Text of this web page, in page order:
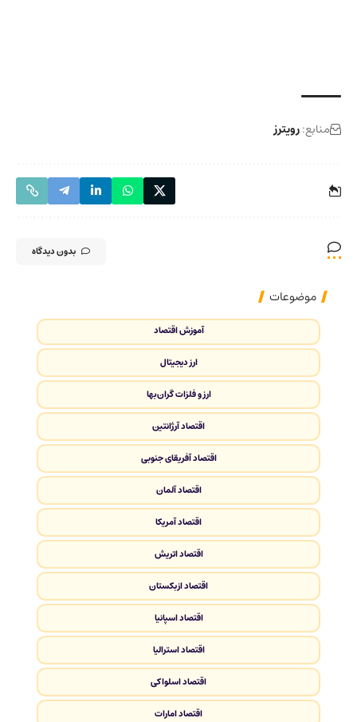
منابع:رویترز
بدون دیدگاه
موضوعات
آموزش اقتصاد
ارز دیجیتال
ارز و فلزات گران‌بها
اقتصاد آرژانتین
اقتصاد آفریقای جنوبی
اقتصاد آلمان
اقتصاد آمریکا
اقتصاد اتریش
اقتصاد ازبکستان
اقتصاد اسپانیا
اقتصاد استرالیا
اقتصاد اسلواکی
اقتصاد امارات